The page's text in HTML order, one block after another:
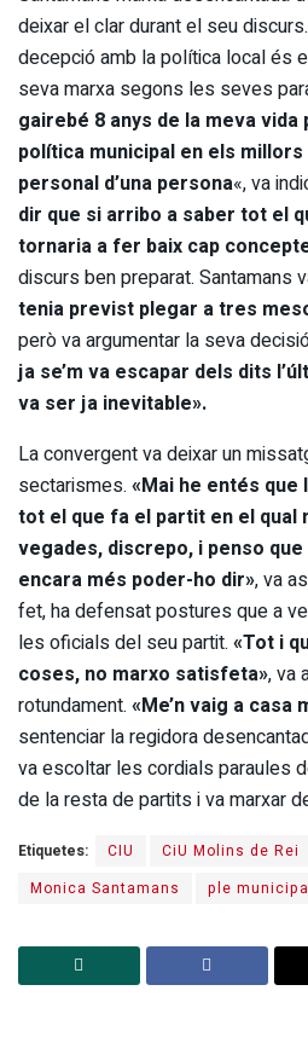
deixar el clar durant el seu
decepció amb la política local és
seva marxa segons les seves
gairebé 8 anys de la meva
política municipal en els
personal d’una persona«, va
dir que si arribo a saber tot el
tornaria a fer baix cap
discurs ben preparat. Santamans
tenia previst plegar a tres
però va argumentar la seva
ja se’m va escapar dels dits
va ser ja inevitable».
La convergent va deixar un
sectarismes. «Mai he entés que
tot el que fa el partit en el qual
vegades, discrepo, i penso
encara més poder-ho dir», va
fet, ha defensat postures que a
les oficials del seu partit. «Tot i
coses, no marxo satisfeta», va
rotundament. «Me’n vaig a
sentenciar la regidora
va escoltar les cordials paraules
de la resta de partits i va marxar
Etiquetes: CIU CiU Molins de Rei
Monica Santamans
ple